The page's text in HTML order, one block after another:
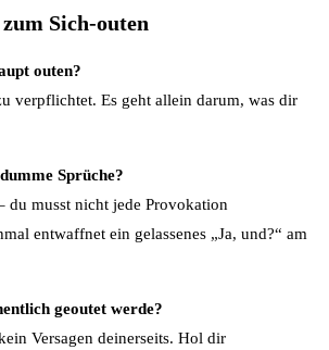
Sich-outen
outen?
verpflichtet. Es geht allein darum, was dir
Sprüche?
du musst nicht jede Provokation
entwaffnet ein gelassenes „Ja, und?“ am
geoutet werde?
Versagen deinerseits. Hol dir